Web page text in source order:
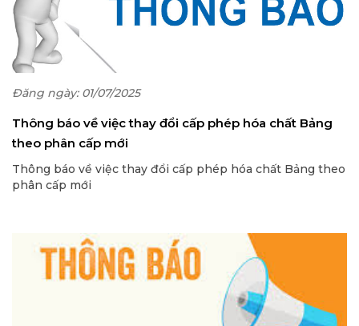
Đăng ngày: 01/07/2025
Thông báo về việc thay đổi cấp phép hóa chất Bảng
theo phân cấp mới
Thông báo về việc thay đổi cấp phép hóa chất Bảng theo
phân cấp mới